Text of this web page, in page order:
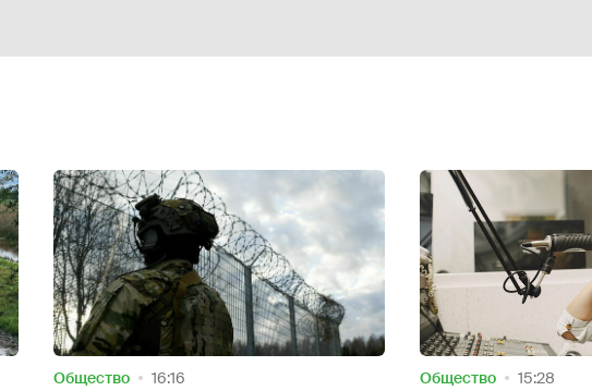
Oбщество 15:28 Oбщество 14:10